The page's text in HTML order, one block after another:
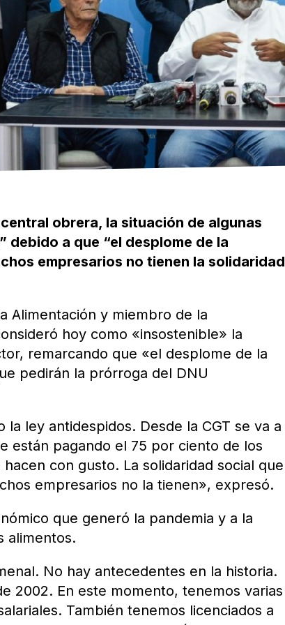
obrera, la situación de algunas
debido a que “el desplome de la
empresarios no tienen la solidaridad
Alimentación y miembro de la
hoy como «insostenible» la
remarcando que «el desplome de la
pedirán la prórroga del DNU
ley antidespidos. Desde la CGT se va a
están pagando el 75 por ciento de los
con gusto. La solidaridad social que
empresarios no la tienen», expresó.
que generó la pandemia y a la
alimentos.
No hay antecedentes en la historia.
2002. En este momento, tenemos varias
También tenemos licenciados a